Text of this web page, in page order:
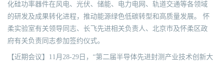
化硅功率器件在风电、光伏、储能、电力电网、轨道交通等各领域
的研发及成果转化进程，推动能源绿色低碳转型和高质量发展。 怀
柔实验室有关领导同志、长飞先进相关负责人、北京市及怀柔区政
府有关负责同志参加签约仪式。
【近期会议】11月28-29日，“第二届半导体先进封测产业技术创新大